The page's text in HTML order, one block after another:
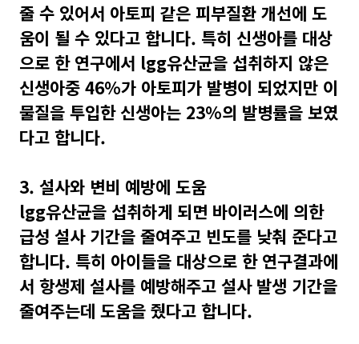
줄 수 있어서 아토피 같은 피부질환 개선에 도
움이 될 수 있다고 합니다. 특히 신생아를 대상
으로 한 연구에서 lgg유산균을 섭취하지 않은
신생아중 46%가 아토피가 발병이 되었지만 이
물질을 투입한 신생아는 23%의 발병률을 보였
다고 합니다.
3. 설사와 변비 예방에 도움
lgg유산균을 섭취하게 되면 바이러스에 의한
급성 설사 기간을 줄여주고 빈도를 낮춰 준다고
합니다. 특히 아이들을 대상으로 한 연구결과에
서 항생제 설사를 예방해주고 설사 발생 기간을
줄여주는데 도움을 줬다고 합니다.